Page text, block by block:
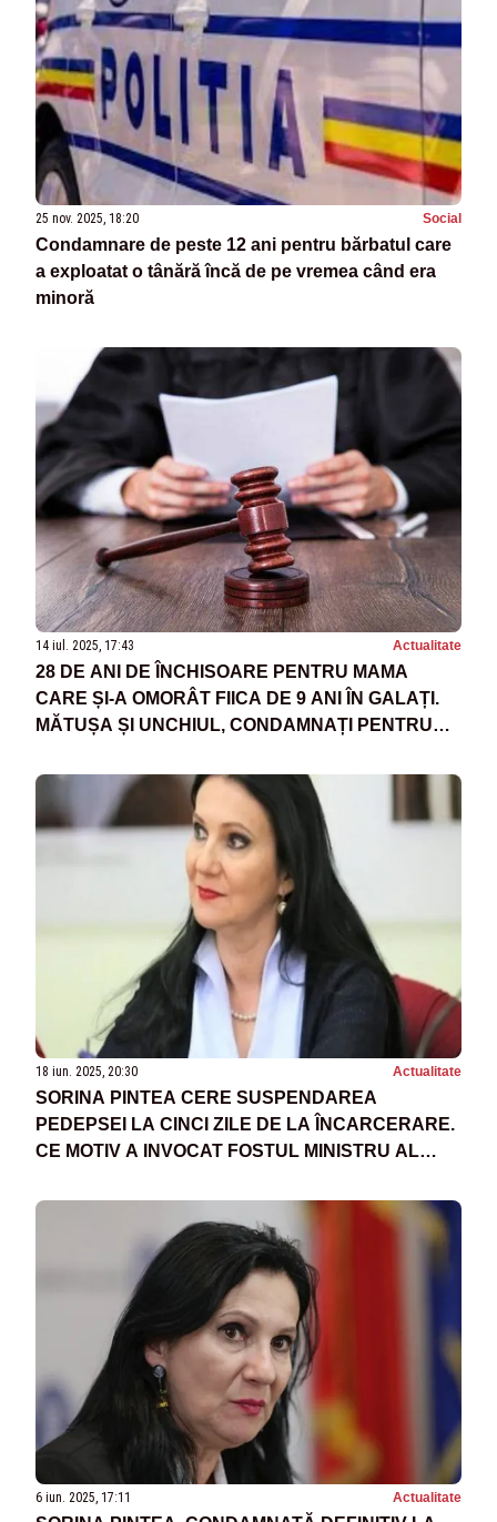
25 nov. 2025, 18:20 Social
Condamnare de peste 12 ani pentru bărbatul care
a exploatat o tânără încă de pe vremea când era
minoră
14 iul. 2025, 17:43 Actualitate
28 DE ANI DE ÎNCHISOARE PENTRU MAMA
CARE ȘI-A OMORÂT FIICA DE 9 ANI ÎN GALAȚI.
MĂTUȘA ȘI UNCHIUL, CONDAMNAȚI PENTRU
18 iun. 2025, 20:30 Actualitate
SORINA PINTEA CERE SUSPENDAREA
PEDEPSEI LA CINCI ZILE DE LA ÎNCARCERARE.
CE MOTIV A INVOCAT FOSTUL MINISTRU AL
6 iun. 2025, 17:11 Actualitate